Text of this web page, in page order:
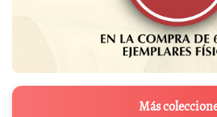
Más